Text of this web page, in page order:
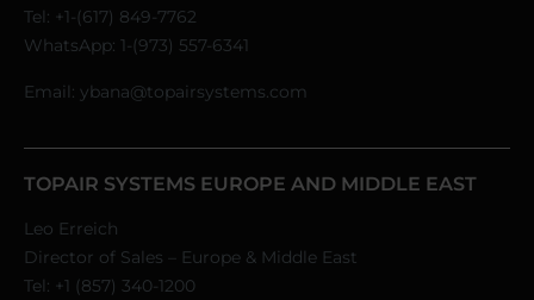
Tel: +1-(617) 849-7762
WhatsApp: 1-(973) 557-6341
Email: ybana@topairsystems.com
TOPAIR SYSTEMS EUROPE AND MIDDLE EAST
Leo Erreich
Director of Sales – Europe & Middle East
Tel: +1 (857) 340-1200